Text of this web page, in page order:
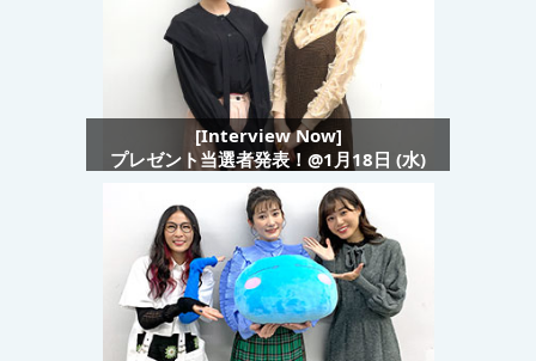
[Interview Now]
プレゼント当選者発表！@1月18日 (水)